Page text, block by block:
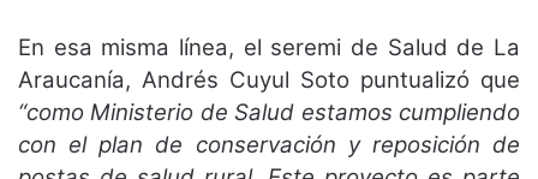
En esa misma línea, el seremi de Salud de La
Araucanía, Andrés Cuyul Soto puntualizó que
“como Ministerio de Salud estamos cumpliendo
con el plan de conservación y reposición de